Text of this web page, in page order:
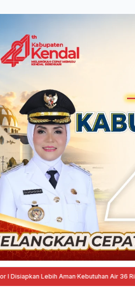
Lebih Aman·Kebutuhan Air 36 Ribu